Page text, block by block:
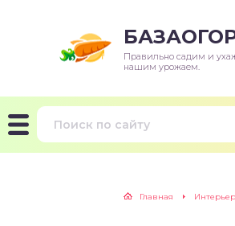
Правильно садим и
нашим урожаем.
Главная Интерьер